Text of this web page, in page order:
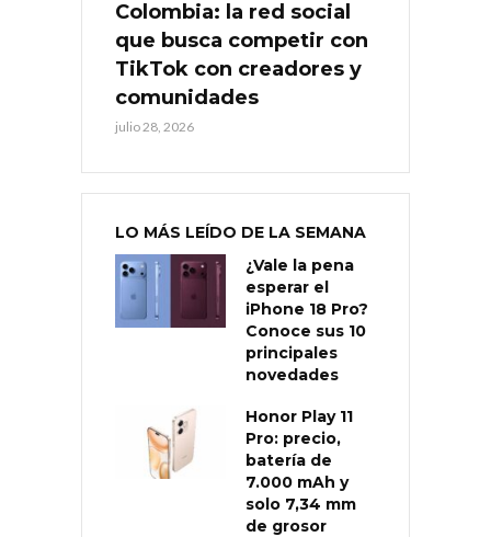
Colombia: la red social
que busca competir con
TikTok con creadores y
comunidades
julio 28, 2026
LO MÁS LEÍDO DE LA SEMANA
¿Vale la pena
esperar el
iPhone 18 Pro?
Conoce sus 10
principales
novedades
Honor Play 11
Pro: precio,
batería de
7.000 mAh y
solo 7,34 mm
de grosor